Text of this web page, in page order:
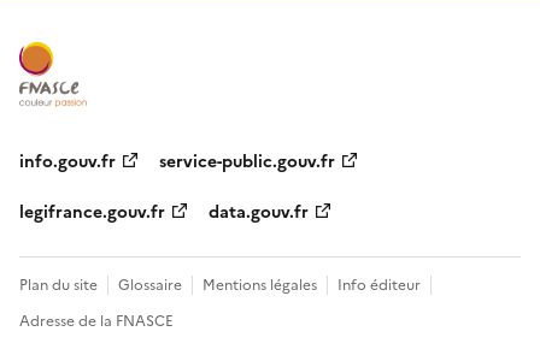
info.gouv.fr
service-public.gouv.fr
legifrance.gouv.fr
data.gouv.fr
Plan du site Glossaire Mentions légales
Info éditeur
Adresse de la FNASCE